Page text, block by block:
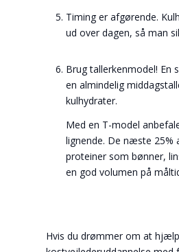
Timing er afgørende.
ud over dagen, så man
Brug tallerkenmodel! En
en almindelig
kulhydrater.
Med en T-model
lignende. De næste
proteiner som bønner,
en god volumen på
Hvis du drømmer om at